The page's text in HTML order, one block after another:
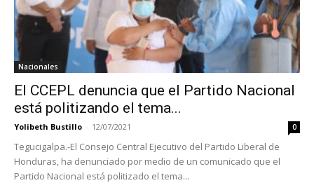
Nacionales
El CCEPL denuncia que el Partido Nacional
está politizando el tema...
Yolibeth Bustillo - 12/07/2021 0
Tegucigalpa.-El Consejo Central Ejecutivo del Partido Liberal de
Honduras, ha denunciado por medio de un comunicado que el
Partido Nacional está politizado el tema...